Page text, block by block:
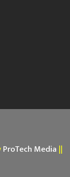
ProTech Media ||